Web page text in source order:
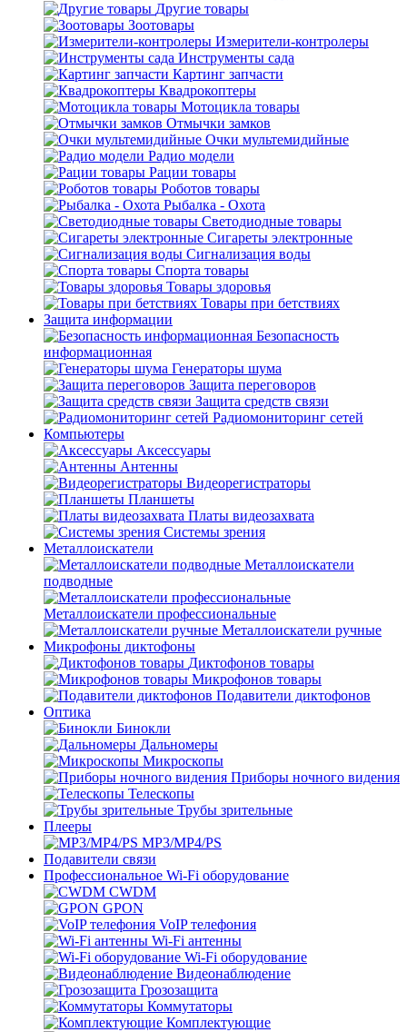
Другие товары
Зоотовары
Измерители-контролеры
Инструменты сада
Картинг запчасти
Квадрокоптеры
Мотоцикла товары
Отмычки замков
Очки мультемидийные
Радио модели
Рации товары
Роботов товары
Рыбалка - Охота
Светодиодные товары
Сигареты электронные
Сигнализация воды
Спорта товары
Товары здоровья
Товары при бетствиях
Защита информации
Безопасность
информационная
Генераторы шума
Защита переговоров
Защита средств связи
Радиомониторинг сетей
Компьютеры
Аксессуары
Антенны
Видеорегистраторы
Планшеты
Платы видеозахвата
Системы зрения
Металлоискатели
Металлоискатели
подводные
Металлоискатели профессиональные
Металлоискатели ручные
Микрофоны диктофоны
Диктофонов товары
Микрофонов товары
Подавители диктофонов
Оптика
Бинокли
Дальномеры
Микроскопы
Приборы ночного видения
Телескопы
Трубы зрительные
Плееры
MP3/MP4/PS
Подавители связи
Профессиональное Wi-Fi оборудование
CWDM
GPON
VoIP телефония
Wi-Fi антенны
Wi-Fi оборудование
Видеонаблюдение
Грозозащита
Коммутаторы
Комплектующие